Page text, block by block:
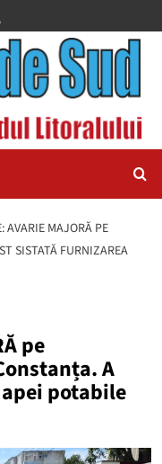
AVARIE MAJORĂ PE
SISTATĂ FURNIZAREA
pe
A
potabile